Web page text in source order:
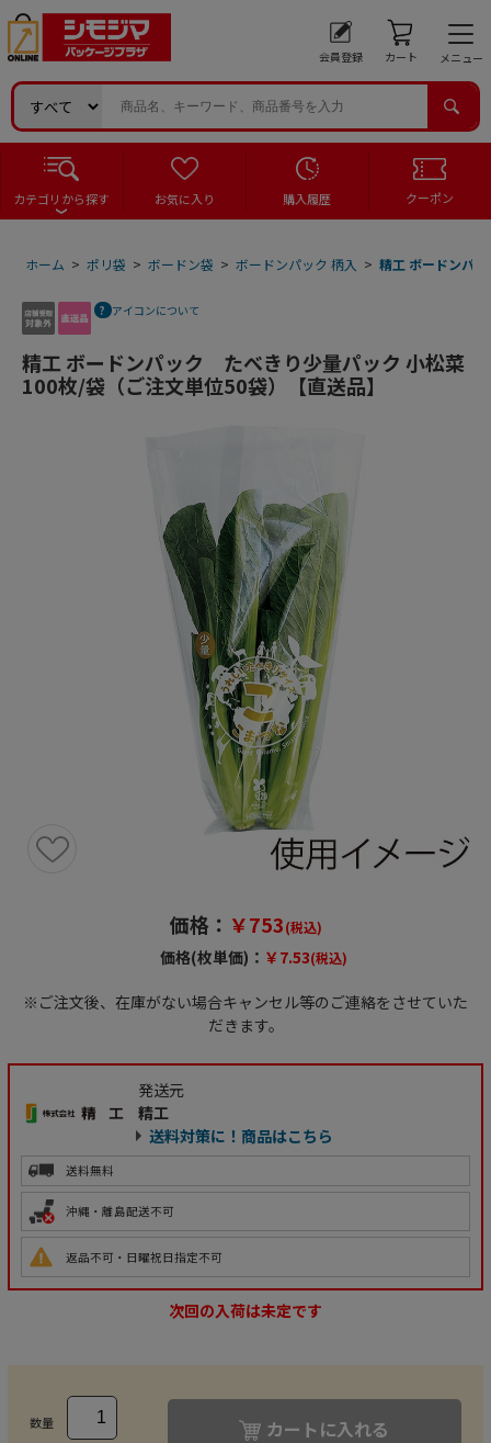
会員登録 カート メニュー
カテゴリから探す お気に入り 購入履歴 クーポン
ホーム > ポリ袋 > ボードン袋 > ボードンパック 柄入 > 精工 ボードンパ
アイコンについて
精工 ボードンパック たべきり少量パック 小松菜
100枚/袋（ご注文単位50袋）【直送品】
価格： ￥753(税込)
価格(枚単価)： ￥7.53(税込)
※ご注文後、在庫がない場合キャンセル等のご連絡をさせていた
だきます。
発送元
精工
送料対策に！商品はこちら
送料無料
沖縄・離島配送不可
返品不可・日曜祝日指定不可
次回の入荷は未定です
数量 カートに入れる